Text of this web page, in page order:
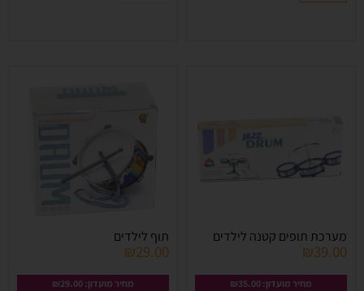
מערכת תופים קטנה לילדים
₪39.00
מחיר מועדון: ₪35.00
תוף לילדים
₪29.00
מחיר מועדון: ₪29.00